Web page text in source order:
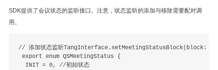
SDK提供了会议状态的监听接口。注意，状态监听的添加与移除需要配对调
用。
// 添加状态监听
export enum QSMeetingStatus {
  INIT = 0, //初始状态